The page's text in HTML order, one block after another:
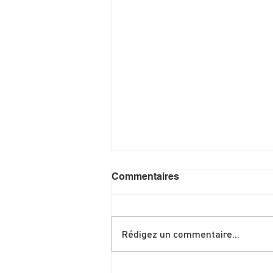
Commentaires
Rédigez un commentaire...